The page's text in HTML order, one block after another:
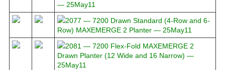
― 25May11
2077 ― 7200 Drawn Standard (4-Row and 6-
Row) MAXEMERGE 2 Planter ― 25May11
2081 ― 7200 Flex-Fold MAXEMERGE 2
Drawn Planter (12 Wide and 16 Narrow) ―
25May11